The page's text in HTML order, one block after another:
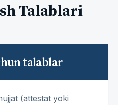
Talablari
talablar
(attestat yoki